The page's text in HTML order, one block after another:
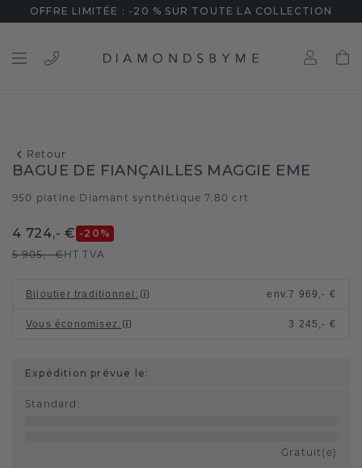
OFFRE LIMITÉE : -20 % SUR TOUTE LA COLLECTION
Retour
BAGUE DE FIANÇAILLES MAGGIE EME
950 platine Diamant synthétique 7.80 crt
4 724,- € -20 %
5 905,- €HT TVA
Bijoutier traditionnel : env.7 969,- €
Vous économisez: 3 245,- €
Expédition prévue le:
Standard :
Gratuit(e)